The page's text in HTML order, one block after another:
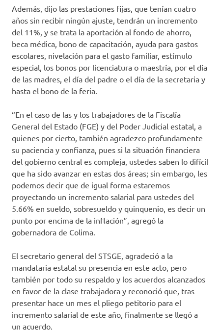
Además, dijo las prestaciones fijas, que tenían cuatro
años sin recibir ningún ajuste, tendrán un incremento
del 11%, y se trata la aportación al fondo de ahorro,
beca médica, bono de capacitación, ayuda para gastos
escolares, nivelación para el gasto familiar, estímulo
especial, los bonos por licenciatura o maestría, por el día
de las madres, el día del padre o el día de la secretaria y
hasta el bono de la feria.
“En el caso de las y los trabajadores de la Fiscalía
General del Estado (FGE) y del Poder Judicial estatal, a
quienes por cierto, también agradezco profundamente
su paciencia y confianza, pues si la situación financiera
del gobierno central es compleja, ustedes saben lo difícil
que ha sido avanzar en estas dos áreas; sin embargo, les
podemos decir que de igual forma estaremos
proyectando un incremento salarial para ustedes del
5.66% en sueldo, sobresueldo y quinquenio, es decir un
punto por encima de la inflación”, agregó la
gobernadora de Colima.
El secretario general del STSGE, agradeció a la
mandataria estatal su presencia en este acto, pero
también por todo su respaldo y los acuerdos alcanzados
en favor de la clase trabajadora y reconoció que, tras
presentar hace un mes el pliego petitorio para el
incremento salarial de este año, finalmente se llegó a
un acuerdo.